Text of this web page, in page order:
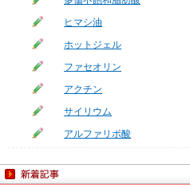
ヒマシ油
ホットジェル
ファセオリン
アクチン
サイリウム
アルファリポ酸